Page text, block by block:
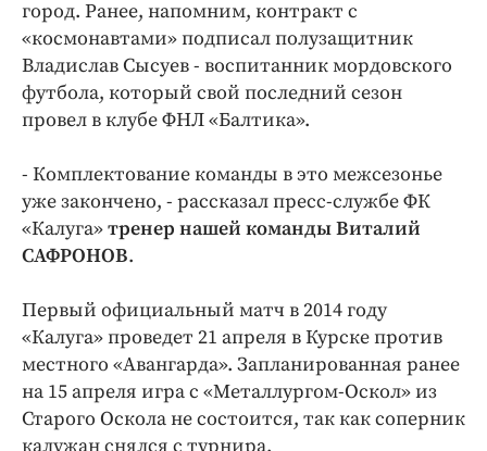
город. Ранее, напомним, контракт с
«космонавтами» подписал полузащитник
Владислав Сысуев - воспитанник мордовского
футбола, который свой последний сезон
провел в клубе ФНЛ «Балтика».
- Комплектование команды в это межсезонье
уже закончено, - рассказал пресс-службе ФК
«Калуга»тренер нашей команды Виталий
САФРОНОВ.
Первый официальный матч в 2014 году
«Калуга» проведет 21 апреля в Курске против
местного «Авангарда». Запланированная ранее
на 15 апреля игра с «Металлургом-Оскол» из
Старого Оскола не состоится, так как соперник